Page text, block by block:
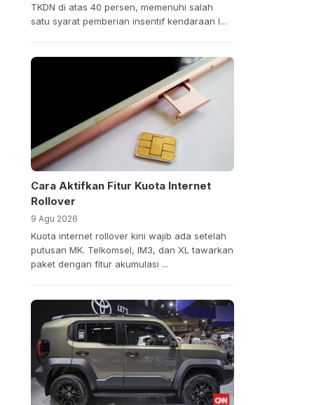
TKDN di atas 40 persen, memenuhi salah
satu syarat pemberian insentif kendaraan l...
Cara Aktifkan Fitur Kuota Internet
Rollover
9 Agu 2026
Kuota internet rollover kini wajib ada setelah
putusan MK. Telkomsel, IM3, dan XL tawarkan
paket dengan fitur akumulasi ...